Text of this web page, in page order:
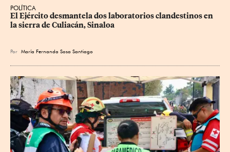
POLÍTICA
El Ejército desmantela dos laboratorios clandestinos en
la sierra de Culiacán, Sinaloa
Por María Fernanda Sosa Santiago